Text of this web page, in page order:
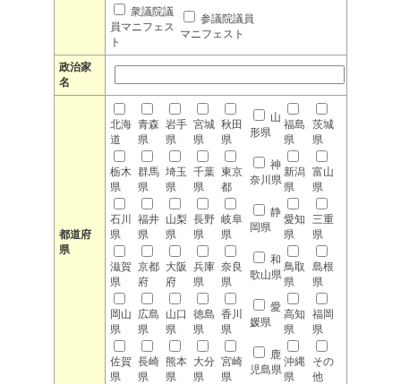
衆議院議
員マニフェス
ト
参議院議員
マニフェスト
政治家
名
都道府
県
北海
道
青森
県
岩手
県
宮城
県
秋田
県
山
形県
福島
県
茨城
県
栃木
県
群馬
県
埼玉
県
千葉
県
東京
都
神
奈川県
新潟
県
富山
県
石川
県
福井
県
山梨
県
長野
県
岐阜
県
静
岡県
愛知
県
三重
県
滋賀
県
京都
府
大阪
府
兵庫
県
奈良
県
和
歌山県
鳥取
県
島根
県
岡山
県
広島
県
山口
県
徳島
県
香川
県
愛
媛県
高知
県
福岡
県
佐賀
県
長崎
県
熊本
県
大分
県
宮崎
県
鹿
児島県
沖縄
県
その
他